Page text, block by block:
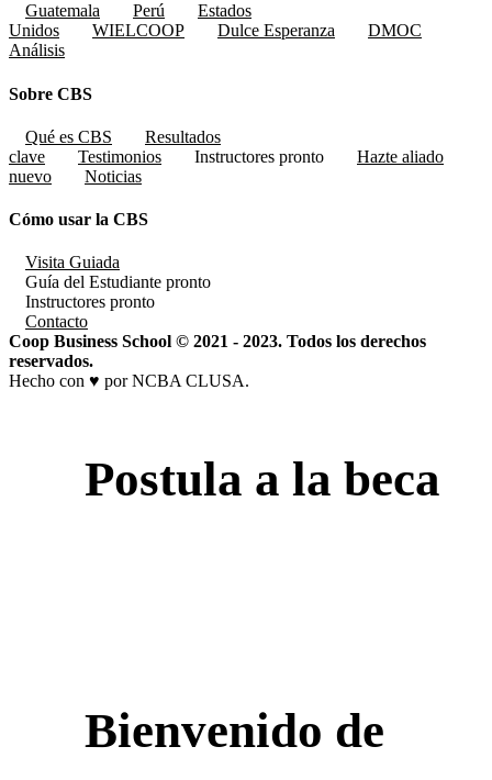
Guatemala Perú
Estados
Unidos
WIELCOOP Dulce Esperanza
DMOC
Análisis
Sobre CBS
Qué es CBS
Resultados
clave
Testimonios Instructores pronto
Hazte aliado
nuevo
Noticias
Cómo usar la CBS
Visita Guiada
Guía del Estudiante pronto
Instructores pronto
Contacto
Coop Business School © 2021 - 2023. Todos los derechos
reservados.
Hecho con ♥ por NCBA CLUSA.
Postula a la beca
Bienvenido de